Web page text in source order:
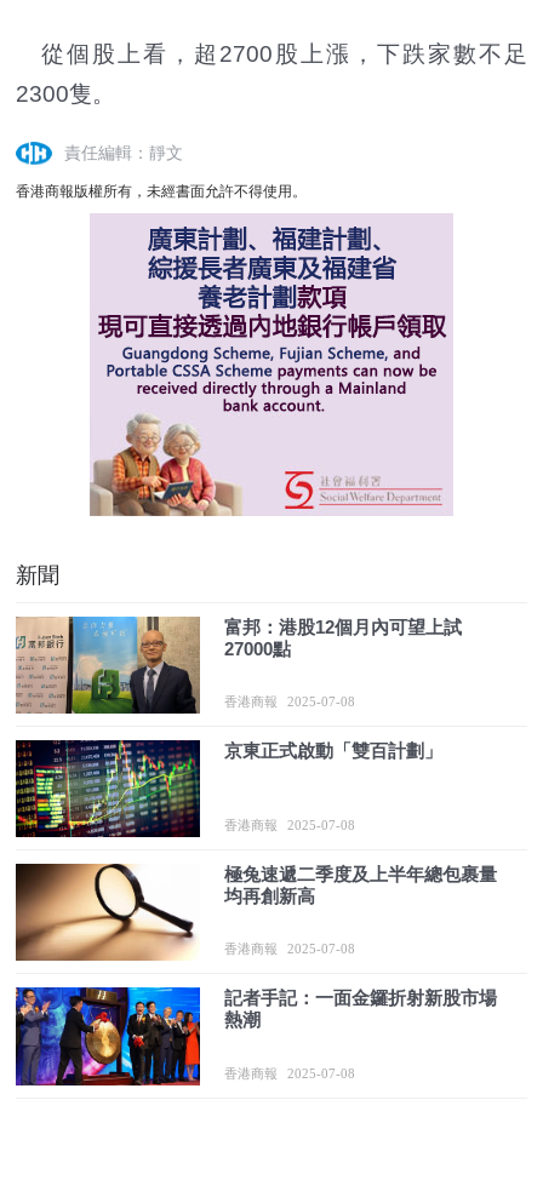
從個股上看，超2700股上漲，下跌家數不足
2300隻。
責任編輯：靜文
香港商報版權所有，未經書面允許不得使用。
新聞
富邦：港股12個月內可望上試
27000點
香港商報 2025-07-08
京東正式啟動「雙百計劃」
香港商報 2025-07-08
極兔速遞二季度及上半年總包裹量
均再創新高
香港商報 2025-07-08
記者手記：一面金鑼折射新股市場
熱潮
香港商報 2025-07-08